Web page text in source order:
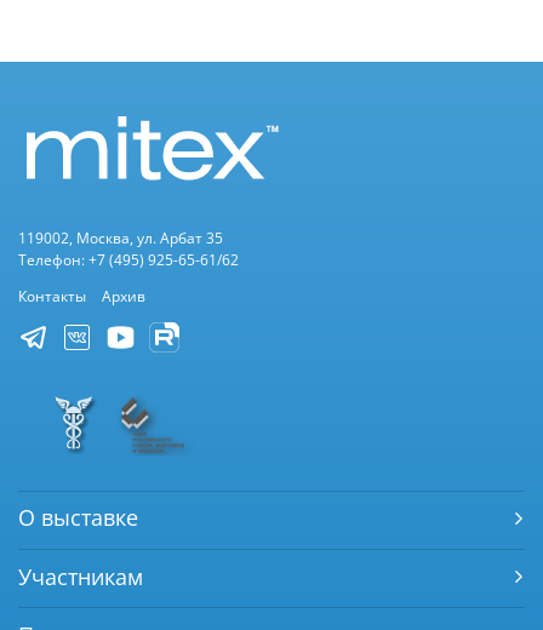
119002, Москва, ул. Арбат 35
Телефон: +7 (495) 925-65-61/62
Контакты
Архив
О выставке
Участникам